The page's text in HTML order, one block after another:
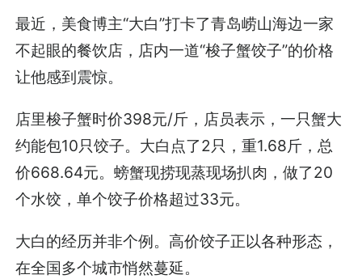
最近，美食博主“大白”打卡了青岛崂山海边一家
不起眼的餐饮店，店内一道“梭子蟹饺子”的价格
让他感到震惊。
店里梭子蟹时价398元/斤，店员表示，一只蟹大
约能包10只饺子。大白点了2只，重1.68斤，总
价668.64元。螃蟹现捞现蒸现场扒肉，做了20
个水饺，单个饺子价格超过33元。
大白的经历并非个例。高价饺子正以各种形态，
在全国多个城市悄然蔓延。